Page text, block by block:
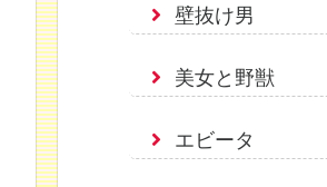
壁抜け男
美女と野獣
エビータ